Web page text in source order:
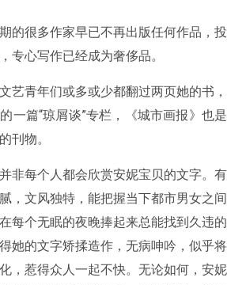
的很多作家早已不再出版任何作品，投
专心写作已经成为奢侈品。
艺青年们或多或少都翻过两页她的书，
一篇“琼屑谈”专栏，《城市画报》也是
刊物。
非每个人都会欣赏安妮宝贝的文字。有
，文风独特，能把握当下都市男女之间
每个无眠的夜晚捧起来总能找到久违的
她的文字矫揉造作，无病呻吟，似乎将
，惹得众人一起不快。无论如何，安妮